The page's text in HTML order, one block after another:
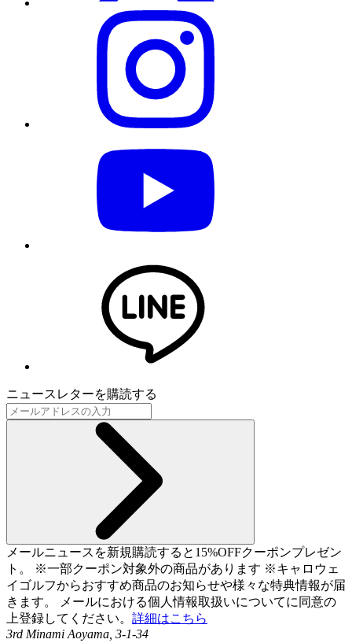
ニュースレターを購読する
メールニュースを新規購読すると15%OFFクーポンプレゼン
ト。 ※一部クーポン対象外の商品があります ※キャロウェ
イゴルフからおすすめ商品のお知らせや様々な特典情報が届
きます。 メールにおける個人情報取扱いについてに同意の
上登録してください。 詳細はこちら
3rd Minami Aoyama, 3-1-34